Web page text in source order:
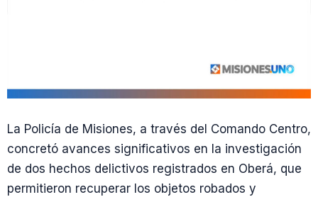
La Policía de Misiones, a través del Comando Centro,
concretó avances significativos en la investigación
de dos hechos delictivos registrados en Oberá, que
permitieron recuperar los objetos robados y